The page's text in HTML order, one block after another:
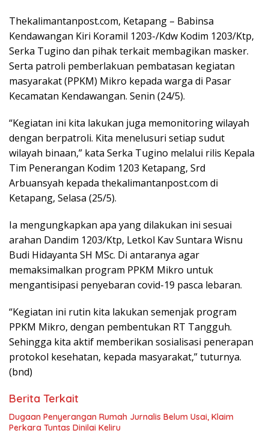
Thekalimantanpost.com, Ketapang – Babinsa
Kendawangan Kiri Koramil 1203-/Kdw Kodim 1203/Ktp,
Serka Tugino dan pihak terkait membagikan masker.
Serta patroli pemberlakuan pembatasan kegiatan
masyarakat (PPKM) Mikro kepada warga di Pasar
Kecamatan Kendawangan. Senin (24/5).
“Kegiatan ini kita lakukan juga memonitoring wilayah
dengan berpatroli. Kita menelusuri setiap sudut
wilayah binaan,” kata Serka Tugino melalui rilis Kepala
Tim Penerangan Kodim 1203 Ketapang, Srd
Arbuansyah kepada thekalimantanpost.com di
Ketapang, Selasa (25/5).
Ia mengungkapkan apa yang dilakukan ini sesuai
arahan Dandim 1203/Ktp, Letkol Kav Suntara Wisnu
Budi Hidayanta SH MSc. Di antaranya agar
memaksimalkan program PPKM Mikro untuk
mengantisipasi penyebaran covid-19 pasca lebaran.
“Kegiatan ini rutin kita lakukan semenjak program
PPKM Mikro, dengan pembentukan RT Tangguh.
Sehingga kita aktif memberikan sosialisasi penerapan
protokol kesehatan, kepada masyarakat,” tuturnya.
(bnd)
Berita Terkait
Dugaan Penyerangan Rumah Jurnalis Belum Usai, Klaim
Perkara Tuntas Dinilai Keliru